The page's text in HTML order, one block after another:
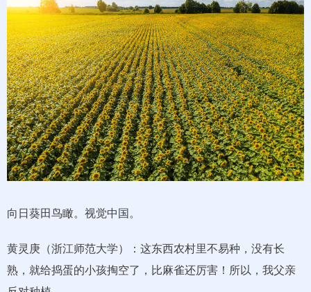
向日葵田鸟瞰。视觉中国。
黄灵庚（浙江师范大学）：这东西农村里不易种，没有长
熟，就给捣蛋的小孩掏空了，比麻雀还厉害！所以，我父亲